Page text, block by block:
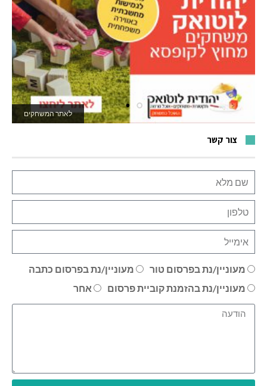
לאתר המשחקים
צור קשר
מעוניין/נת בפרסום טור
מעוניין/נת בפרסום כתבה
מעוניין/נת בהזמנת קוביית פרסום
אחר